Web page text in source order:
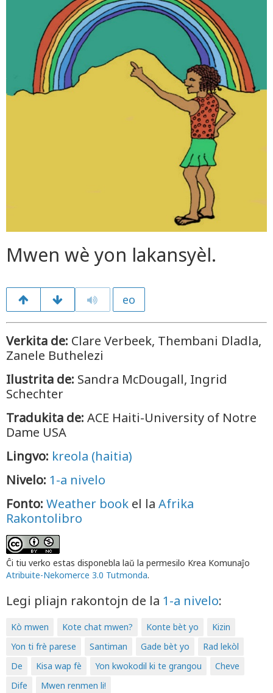
Mwen wè yon lakansyèl.
eo
Verkita de: Clare Verbeek, Thembani Dladla,
Zanele Buthelezi
Ilustrita de: Sandra McDougall, Ingrid
Schechter
Tradukita de: ACE Haiti-University of Notre
Dame USA
Lingvo: kreola (haitia)
Nivelo: 1-a nivelo
Fonto: Weather book el la Afrika
Rakontolibro
Ĉi tiu verko estas disponebla laŭ la permesilo Krea Komunaĵo
Atribuite-Nekomerce 3.0 Tutmonda.
Legi pliajn rakontojn de la 1-a nivelo:
Kò mwen Kote chat mwen? Konte bèt yo
Kizin
Yon ti frè parese
Santiman Gade bèt yo
Rad lekòl
De
Kisa wap fè Yon kwokodil ki te grangou
Cheve
Dife
Mwen renmen li!